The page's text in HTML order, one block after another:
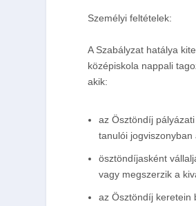
Személyi feltételek:
A Szabályzat hatálya
középiskola nappali
akik:
az Ösztöndíj
tanulói jogviszonyban
ösztöndíjasként
vagy megszerzik a
az Ösztöndíj keretein